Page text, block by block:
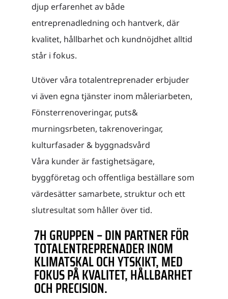
djup erfarenhet av både
entreprenadledning och hantverk, där
kvalitet, hållbarhet och kundnöjdhet alltid
står i fokus.
Utöver våra totalentreprenader erbjuder
vi även egna tjänster inom måleriarbeten,
Fönsterrenoveringar, puts&
murningsrbeten, takrenoveringar,
kulturfasader & byggnadsvård
Våra kunder är fastighetsägare,
byggföretag och offentliga beställare som
värdesätter samarbete, struktur och ett
slutresultat som håller över tid.
7H GRUPPEN – DIN PARTNER FÖR
TOTALENTREPRENADER INOM
KLIMATSKAL OCH YTSKIKT, MED
FOKUS PÅ KVALITET, HÅLLBARHET
OCH PRECISION.